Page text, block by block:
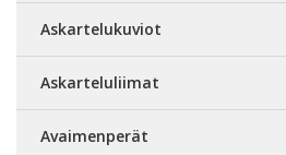
Askartelukuviot
Askarteluliimat
Avaimenperät